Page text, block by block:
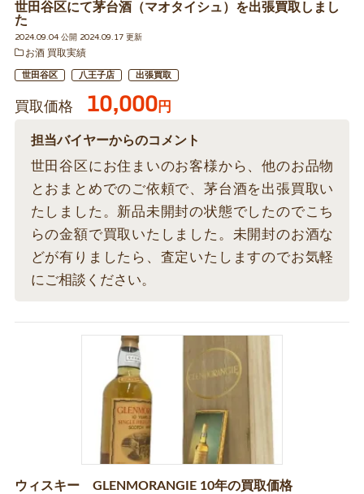
世田谷区にて茅台酒（マオタイシュ）を出張買取しまし
た
2024.09.04 公開 2024.09.17 更新
お酒 買取実績
世田谷区 八王子店 出張買取
買取価格 10,000円
担当バイヤーからのコメント
世田谷区にお住まいのお客様から、他のお品物
とおまとめでのご依頼で、茅台酒を出張買取い
たしました。新品未開封の状態でしたのでこち
らの金額で買取いたしました。未開封のお酒な
どが有りましたら、査定いたしますのでお気軽
にご相談ください。
ウィスキー GLENMORANGIE 10年の買取価格